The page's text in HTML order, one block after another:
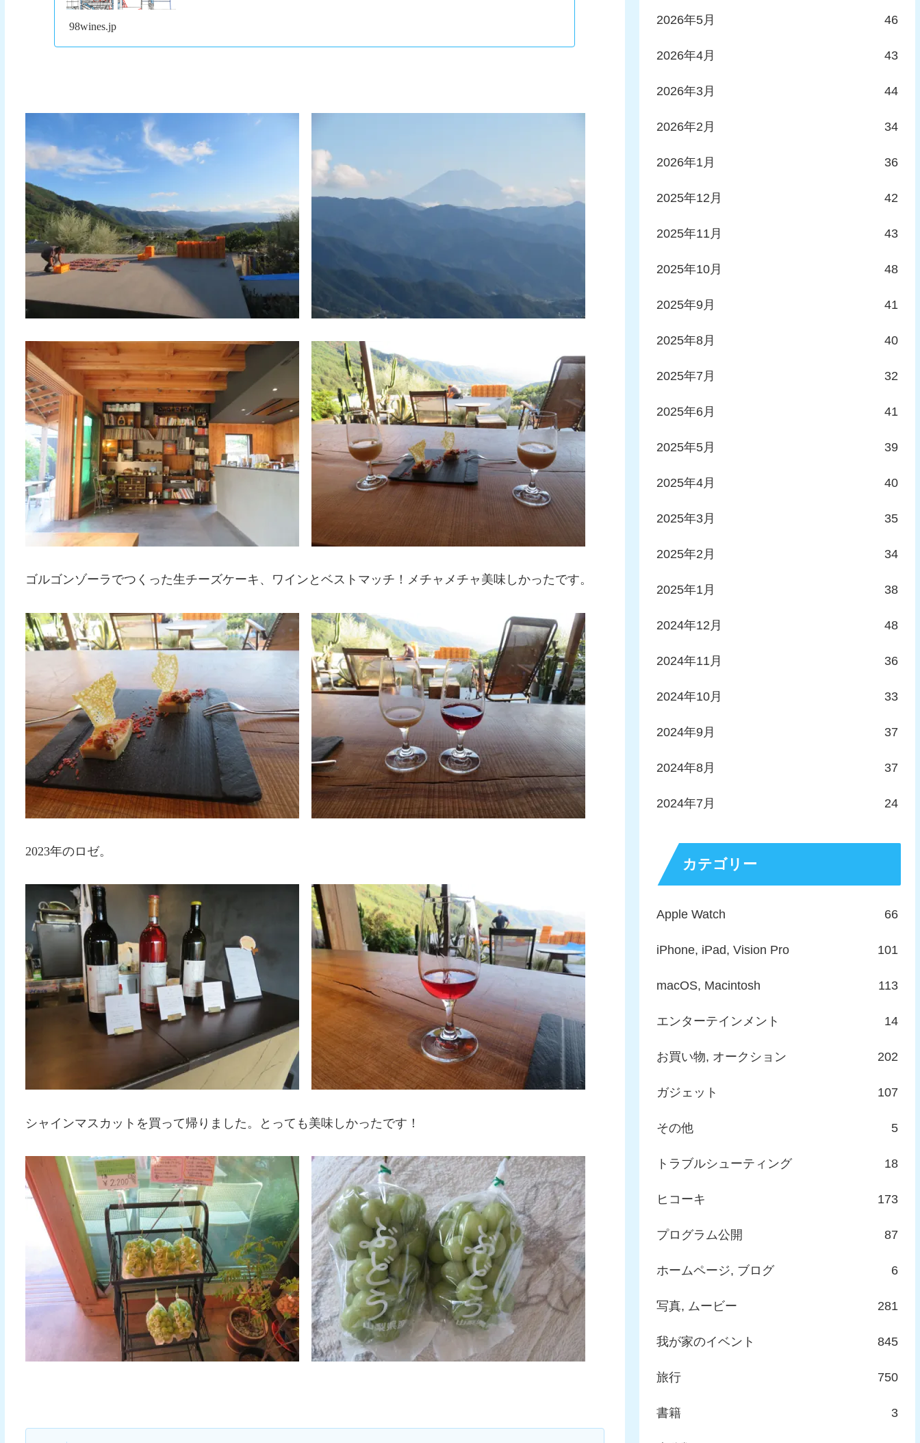
98wines.jp
ゴルゴンゾーラでつくった生チーズケーキ、ワインとベストマッチ！メチャメチャ美味しかったです。
2023年のロゼ。
シャインマスカットを買って帰りました。とっても美味しかったです！
2026年5月 46
2026年4月 43
2026年3月 44
2026年2月 34
2026年1月 36
2025年12月 42
2025年11月 43
2025年10月 48
2025年9月 41
2025年8月 40
2025年7月 32
2025年6月 41
2025年5月 39
2025年4月 40
2025年3月 35
2025年2月 34
2025年1月 38
2024年12月 48
2024年11月 36
2024年10月 33
2024年9月 37
2024年8月 37
2024年7月 24
カテゴリー
Apple Watch 66
iPhone, iPad, Vision Pro 101
macOS, Macintosh 113
エンターテインメント 14
お買い物, オークション 202
ガジェット 107
その他 5
トラブルシューティング 18
ヒコーキ 173
プログラム公開 87
ホームページ, ブログ 6
写真, ムービー 281
我が家のイベント 845
旅行 750
書籍 3